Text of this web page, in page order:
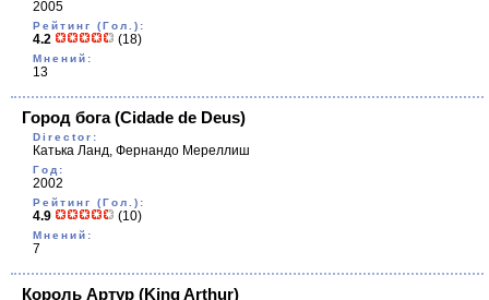
2005
Рейтинг (Гол.):
4.2 (18)
Мнений:
13
Город бога(Cidade de Deus)
Director:
Катька Ланд, Фернандо Мереллиш
Год:
2002
Рейтинг (Гол.):
4.9 (10)
Мнений:
7
Король Артур (King Arthur)